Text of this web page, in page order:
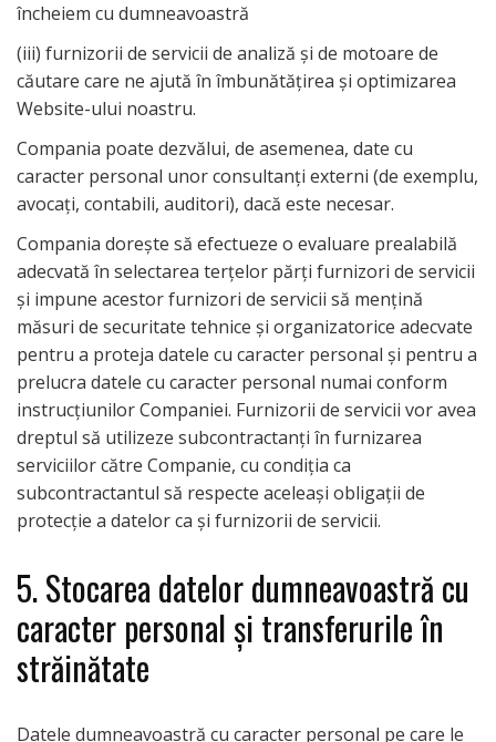
încheiem cu dumneavoastră
(iii) furnizorii de servicii de analiză și de motoare de
căutare care ne ajută în îmbunătățirea și optimizarea
Website-ului noastru.
Compania poate dezvălui, de asemenea, date cu
caracter personal unor consultanți externi (de exemplu,
avocați, contabili, auditori), dacă este necesar.
Compania dorește să efectueze o evaluare prealabilă
adecvată în selectarea terțelor părți furnizori de servicii
și impune acestor furnizori de servicii să mențină
măsuri de securitate tehnice și organizatorice adecvate
pentru a proteja datele cu caracter personal și pentru a
prelucra datele cu caracter personal numai conform
instrucțiunilor Companiei. Furnizorii de servicii vor avea
dreptul să utilizeze subcontractanți în furnizarea
serviciilor către Companie, cu condiția ca
subcontractantul să respecte aceleași obligații de
protecție a datelor ca și furnizorii de servicii.
5. Stocarea datelor dumneavoastră cu
caracter personal și transferurile în
străinătate
Datele dumneavoastră cu caracter personal pe care le